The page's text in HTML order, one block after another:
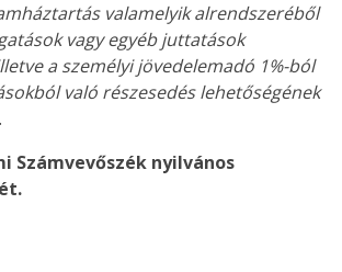
valamelyik alrendszeréből
vagy egyéb juttatások
a személyi jövedelemadó 1%-ból
való részesedés lehetőségének
Számvevőszék nyilvános